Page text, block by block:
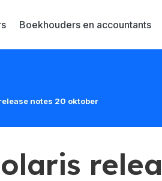
Boekhouders en accountants
notes 20 oktober